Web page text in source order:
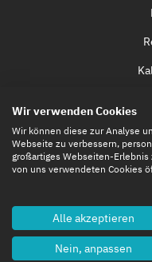
Wir verwenden Cookies
Wir können diese zur Analyse
Webseite zu verbessern,
großartiges Webseiten-
von uns verwendeten Cookies
Alle akzeptieren
Nein, anpassen